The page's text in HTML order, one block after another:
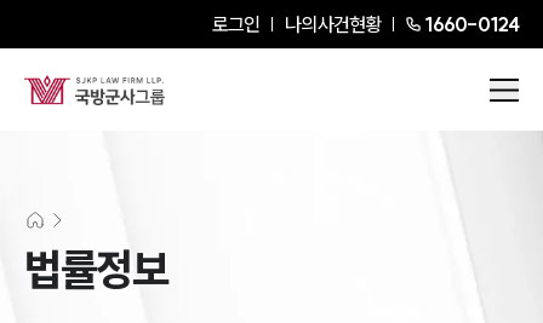
로그인 나의사건현황 1660-0124
법률정보